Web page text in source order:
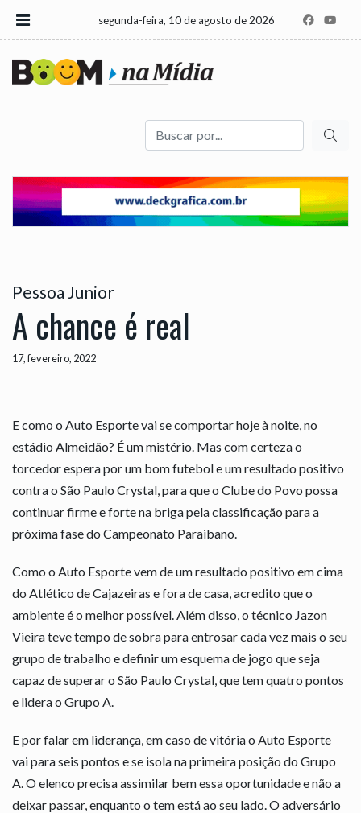
segunda-feira, 10 de agosto de 2026
Buscar
Pessoa Junior
A chance é real
17, fevereiro, 2022
E como o Auto Esporte vai se comportar hoje à noite, no
estádio Almeidão? É um mistério. Mas com certeza o
torcedor espera por um bom futebol e um resultado positivo
contra o São Paulo Crystal, para que o Clube do Povo possa
continuar firme e forte na briga pela classificação para a
próxima fase do Campeonato Paraibano.
Como o Auto Esporte vem de um resultado positivo em cima
do Atlético de Cajazeiras e fora de casa, acredito que o
ambiente é o melhor possível. Além disso, o técnico Jazon
Vieira teve tempo de sobra para entrosar cada vez mais o seu
grupo de trabalho e definir um esquema de jogo que seja
capaz de superar o São Paulo Crystal, que tem quatro pontos
e lidera o Grupo A.
E por falar em liderança, em caso de vitória o Auto Esporte
vai para seis pontos e se isola na primeira posição do Grupo
A. O elenco precisa assimilar bem essa oportunidade e não a
deixar passar, enquanto o tem está ao seu lado. O adversário